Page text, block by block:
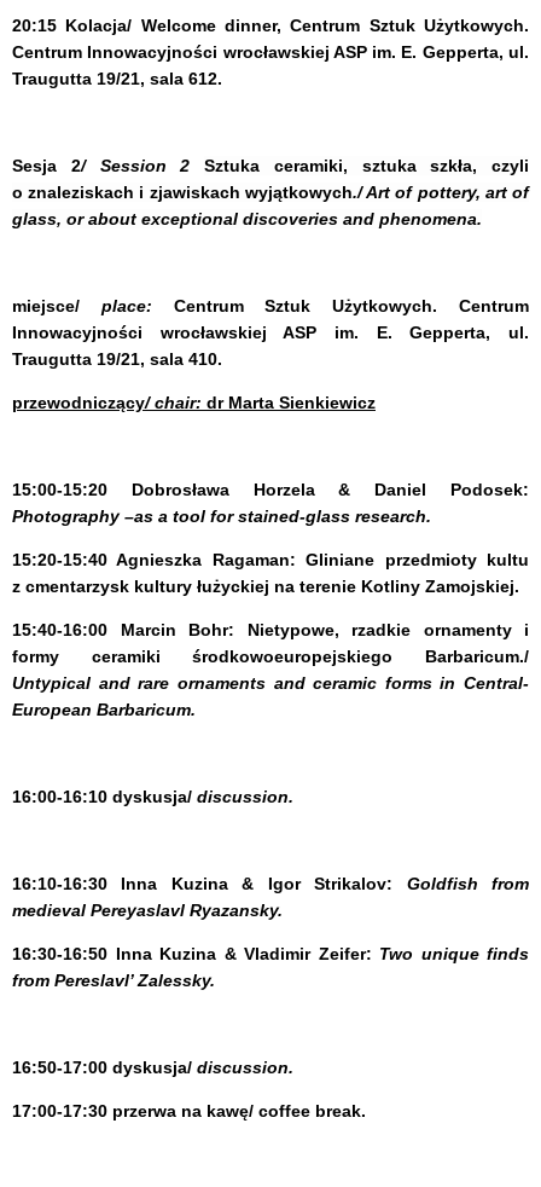
20:15 Kolacja/ Welcome dinner,Centrum Sztuk Użytkowych.
Centrum Innowacyjności wrocławskiej ASP im. E. Gepperta, ul.
Traugutta 19/21, sala 612.
Sesja 2/ Session 2 Sztuka ceramiki, sztuka szkła, czyli
o znaleziskach i zjawiskach wyjątkowych./ Art of pottery, art of
glass, or about exceptional discoveries and phenomena.
miejsce/ place: Centrum Sztuk Użytkowych. Centrum
Innowacyjności wrocławskiej ASP im. E. Gepperta, ul.
Traugutta 19/21, sala 410.
przewodniczący/ chair: dr Marta Sienkiewicz
15:00-15:20 Dobrosława Horzela & Daniel Podosek:
Photography –as a tool for stained-glass research.
15:20-15:40Agnieszka Ragaman:Gliniane przedmioty kultu
z cmentarzysk kultury łużyckiej na terenie Kotliny Zamojskiej.
15:40-16:00 Marcin Bohr:
Nietypowe, rzadkie ornamenty i
formy ceramiki środkowoeuropejskiego Barbaricum./
Untypical and rare ornaments and ceramic forms in Central-
European Barbaricum.
16:00-16:10 dyskusja/ discussion.
16:10-16:30 Inna Kuzina & Igor Strikalov:
Goldfish from
medieval Pereyaslavl Ryazansky.
16:30-16:50 Inna Kuzina & Vladimir Zeifer: Two unique finds
from Pereslavl’ Zalessky.
16:50-17:00 dyskusja/ discussion.
17:00-17:30 przerwa na kawę/ coffee break.